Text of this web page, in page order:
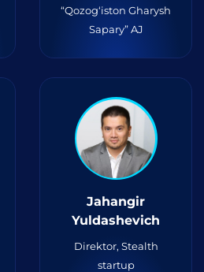
“Qozog‘iston Gharysh
Sapary” AJ
Jahangir
Yuldashevich
Direktor, Stealth
startup